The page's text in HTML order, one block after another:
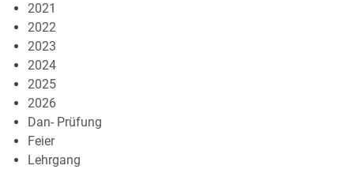
2021
2022
2023
2024
2025
2026
Dan- Prüfung
Feier
Lehrgang